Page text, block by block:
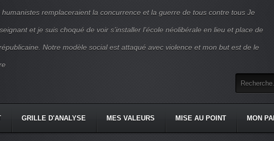
humanistes remplaceraient la concurrence et la guerre de tous contre tous Je
et je suis choqué de voir s’installer l’école néolibérale en lieu et place de
Notre modèle social est attaqué avec violence et mon but est de le
GRILLE D'ANALYSE MES VALEURS MISE AU POINT MON